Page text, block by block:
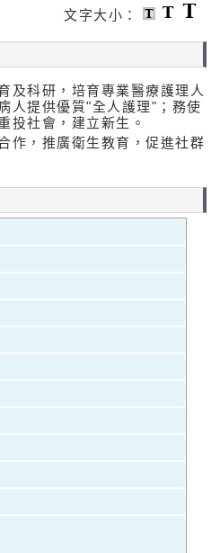
文字大小：
及科研，培育專業醫療護理人
人提供優質"全人護理"；務使
投社會，建立新生。
作，推廣衛生教育，促進社群